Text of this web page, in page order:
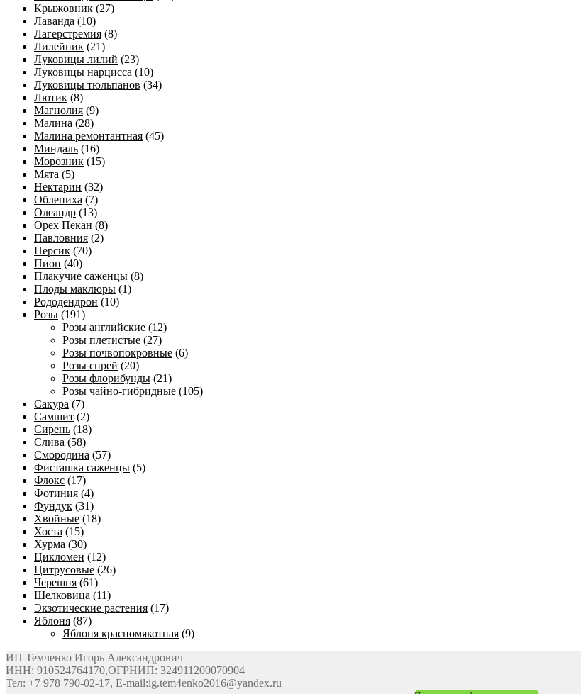
Крыжовник (27)
Лаванда (10)
Лагерстремия (8)
Лилейник (21)
Луковицы лилий (23)
Луковицы нарцисса (10)
Луковицы тюльпанов (34)
Лютик (8)
Магнолия (9)
Малина (28)
Малина ремонтантная (45)
Миндаль (16)
Морозник (15)
Мята (5)
Нектарин (32)
Облепиха (7)
Олеандр (13)
Орех Пекан (8)
Павловния (2)
Персик (70)
Пион (40)
Плакучие саженцы (8)
Плоды маклюры (1)
Рододендрон (10)
Розы (191)
Розы английские (12)
Розы плетистые (27)
Розы почвопокровные (6)
Розы спрей (20)
Розы флорибунды (21)
Розы чайно-гибридные (105)
Сакура (7)
Самшит (2)
Сирень (18)
Слива (58)
Смородина (57)
Фисташка саженцы (5)
Флокс (17)
Фотиния (4)
Фундук (31)
Хвойные (18)
Хоста (15)
Хурма (30)
Цикломен (12)
Цитрусовые (26)
Черешня (61)
Шелковица (11)
Экзотические растения (17)
Яблоня (87)
Яблоня красномякотная (9)
ИП Темченко Игорь Александрович
ИНН: 910524764170,ОГРНИП: 324911200070904
Тел: +7 978 790-02-17, E-mail:ig.tem4enko2016@yandex.ru